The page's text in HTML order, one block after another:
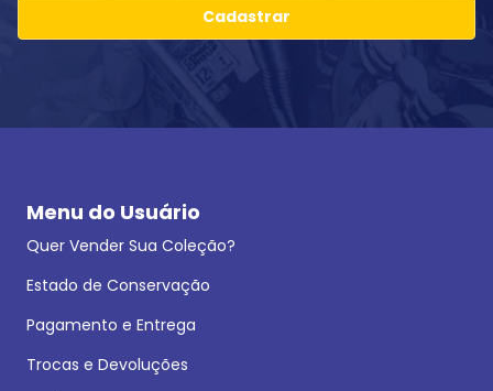
Cadastrar
Menu do Usuário
Quer Vender Sua Coleção?
Estado de Conservação
Pagamento e Entrega
Trocas e Devoluções